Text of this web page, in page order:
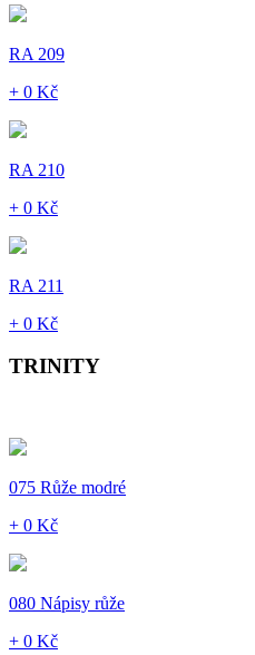
RA 209
+ 0 Kč
RA 210
+ 0 Kč
RA 211
+ 0 Kč
TRINITY
075 Růže modré
+ 0 Kč
080 Nápisy růže
+ 0 Kč